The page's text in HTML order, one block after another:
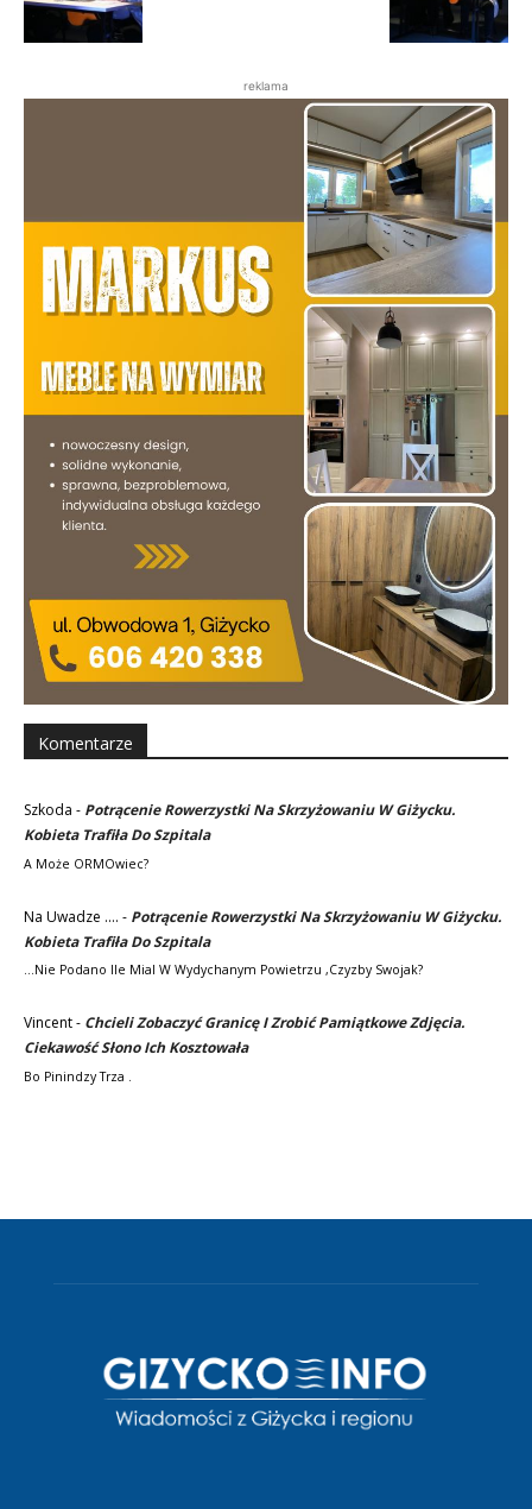
reklama
Komentarze
Szkoda - Potrącenie Rowerzystki Na Skrzyżowaniu W Giżycku.
Kobieta Trafiła Do Szpitala
A Może ORMOwiec?
Na Uwadze .... - Potrącenie Rowerzystki Na Skrzyżowaniu W Giżycku.
Kobieta Trafiła Do Szpitala
...nie Podano Ile Mial W Wydychanym Powietrzu ,czyzby Swojak?
Vincent- Chcieli Zobaczyć Granicę I Zrobić Pamiątkowe Zdjęcia.
Ciekawość Słono Ich Kosztowała
Bo Pinindzy Trza .